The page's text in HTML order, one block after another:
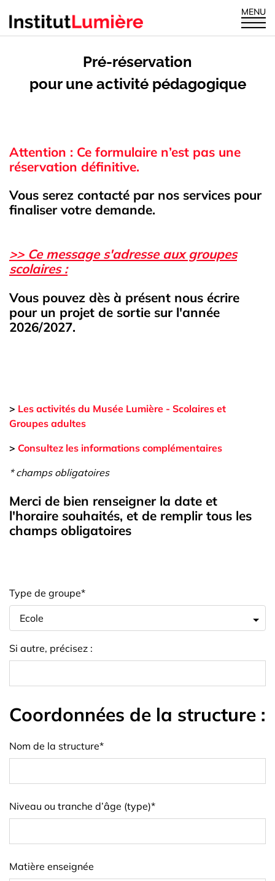
MENU
Pré-réservation
pour une activité pédagogique
Attention : Ce formulaire n’est pas une
réservation définitive.
Vous serez contacté par nos services pour
finaliser votre demande.
>> Ce message s'adresse aux groupes
scolaires :
Vous pouvez dès à présent nous écrire
pour un projet de sortie sur l'année
2026/2027.
> Les activités du Musée Lumière - Scolaires et
Groupes adultes
> Consultez les informations complémentaires
* champs obligatoires
Merci de bien renseigner la date et
l'horaire souhaités, et de remplir tous les
champs obligatoires
Type de groupe*
Si autre, précisez :
Coordonnées de la structure :
Nom de la structure*
Niveau ou tranche d’âge (type)*
Matière enseignée